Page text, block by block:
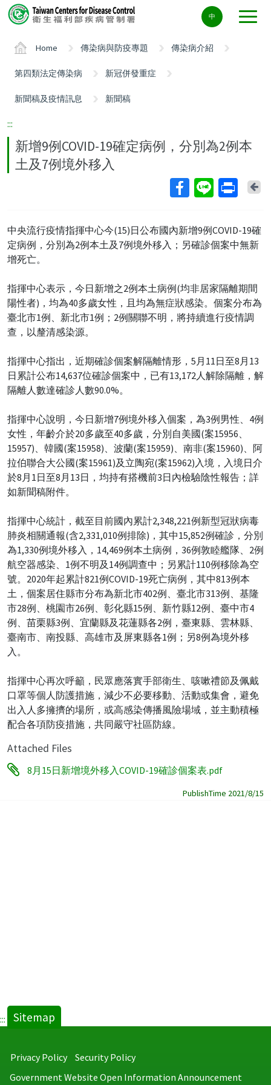
Center
block
中
Home 傳染病與防疫專題 傳染病介紹
第四類法定傳染病 新冠併發重症
新聞稿及疫情訊息 新聞稿
:::
新增9例COVID-19確定病例，分別為2例本
土及7例境外移入
中央流行疫情指揮中心今(15)日公布國內新增9例COVID-19確
定病例，分別為2例本土及7例境外移入；另確診個案中無新
增死亡。
指揮中心表示，今日新增之2例本土病例(均非居家隔離期間
陽性者)，均為40多歲女性，且均為無症狀感染。個案分布為
臺北市1例、新北市1例；2例關聯不明，將持續進行疫情調
查，以釐清感染源。
指揮中心指出，近期確診個案解隔離情形，5月11日至8月13
日累計公布14,637位確診個案中，已有13,172人解除隔離，解
隔離人數達確診人數90.0%。
指揮中心說明，今日新增7例境外移入個案，為3例男性、4例
女性，年齡介於20多歲至40多歲，分別自美國(案15956、
15957)、韓國(案15958)、波蘭(案15959)、南非(案15960)、阿
拉伯聯合大公國(案15961)及立陶宛(案15962)入境，入境日介
於8月1日至8月13日，均持有搭機前3日內檢驗陰性報告；詳
如新聞稿附件。
指揮中心統計，截至目前國內累計2,348,221例新型冠狀病毒
肺炎相關通報(含2,331,010例排除)，其中15,852例確診，分別
為1,330例境外移入，14,469例本土病例，36例敦睦艦隊、2例
航空器感染、1例不明及14例調查中；另累計110例移除為空
號。2020年起累計821例COVID-19死亡病例，其中813例本
土，個案居住縣市分布為新北市402例、臺北市313例、基隆
市28例、桃園市26例、彰化縣15例、新竹縣12例、臺中市4
例、苗栗縣3例、宜蘭縣及花蓮縣各2例，臺東縣、雲林縣、
臺南市、南投縣、高雄市及屏東縣各1例；另8例為境外移
入。
指揮中心再次呼籲，民眾應落實手部衛生、咳嗽禮節及佩戴
口罩等個人防護措施，減少不必要移動、活動或集會，避免
出入人多擁擠的場所，或高感染傳播風險場域，並主動積極
配合各項防疫措施，共同嚴守社區防線。
Attached Files
8月15日新增境外移入COVID-19確診個案表.pdf
PublishTime 2021/8/15
::: Sitemap
Privacy Policy
Security Policy
Government Website Open Information Announcement